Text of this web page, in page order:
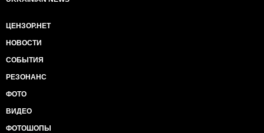
ЦЕНЗОР.НЕТ
НОВОСТИ
СОБЫТИЯ
РЕЗОНАНС
ФОТО
ВИДЕО
ФОТОШОПЫ